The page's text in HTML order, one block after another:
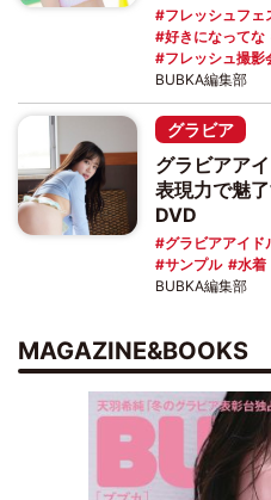
フレッシュフ
好きになってな
フレッシュ撮影
BUBKA編集部
グラビア
グラビアア
表現力で魅
DVD
グラビアアイド
サンプル
水着
BUBKA編集部
MAGAZINE&BOOKS